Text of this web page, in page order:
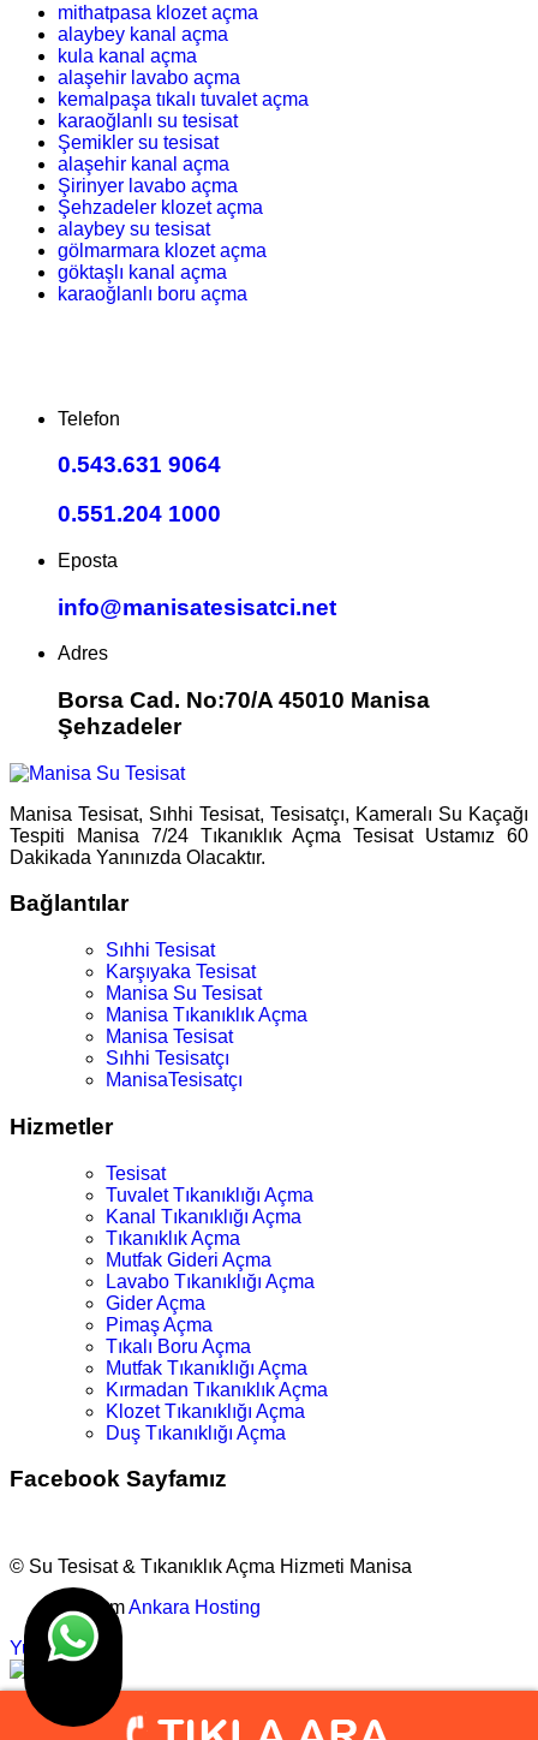
mithatpasa klozet açma
alaybey kanal açma
kula kanal açma
alaşehir lavabo açma
kemalpaşa tıkalı tuvalet açma
karaoğlanlı su tesisat
Şemikler su tesisat
alaşehir kanal açma
Şirinyer lavabo açma
Şehzadeler klozet açma
alaybey su tesisat
gölmarmara klozet açma
göktaşlı kanal açma
karaoğlanlı boru açma
Telefon
0.543.631 9064
0.551.204 1000
Eposta
info@manisatesisatci.net
Adres
Borsa Cad. No:70/A 45010 Manisa
Şehzadeler
Manisa Tesisat, Sıhhi Tesisat, Tesisatçı, Kameralı Su Kaçağı
Tespiti Manisa 7/24 Tıkanıklık Açma Tesisat Ustamız 60
Dakikada Yanınızda Olacaktır.
Bağlantılar
Sıhhi Tesisat
Karşıyaka Tesisat
Manisa Su Tesisat
Manisa Tıkanıklık Açma
Manisa Tesisat
Sıhhi Tesisatçı
ManisaTesisatçı
Hizmetler
Tesisat
Tuvalet Tıkanıklığı Açma
Kanal Tıkanıklığı Açma
Tıkanıklık Açma
Mutfak Gideri Açma
Lavabo Tıkanıklığı Açma
Gider Açma
Pimaş Açma
Tıkalı Boru Açma
Mutfak Tıkanıklığı Açma
Kırmadan Tıkanıklık Açma
Klozet Tıkanıklığı Açma
Duş Tıkanıklığı Açma
Facebook Sayfamız
© Su Tesisat & Tıkanıklık Açma Hizmeti Manisa
TasarımAnkara Hosting
Yukarı
info@manisatesisatci.net
0.543.631 9064